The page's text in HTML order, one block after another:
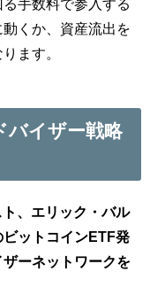
手数料で参入する
くか、資産流出を
ます。
イザー戦略
、エリック・バル
ットコインETF発
ーネットワークを